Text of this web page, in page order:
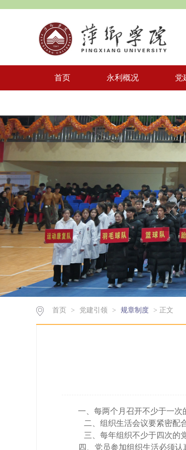
首页 永利概况 党
首页 > 党建引领 > 规章制度 > 正文
一、每两个月召开不少于一次
二、组织生活会议要紧密配
三、每年组织不少于四次的
四、党员参加组织生活必须认